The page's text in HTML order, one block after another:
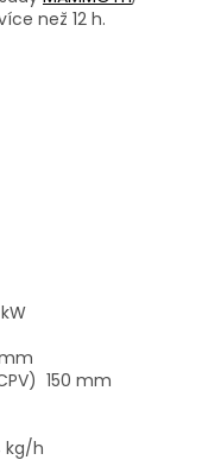
než 12 h.
150 mm
kg/h